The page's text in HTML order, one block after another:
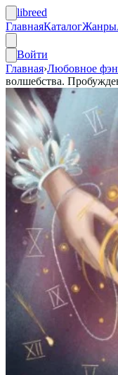
libreed
ГлавнаяКаталогЖанры
Войти
Главная›Любовное
волшебства.